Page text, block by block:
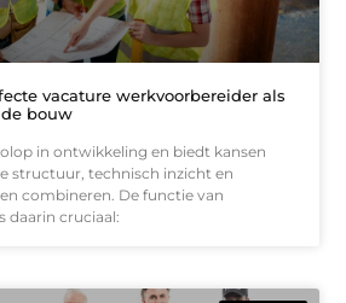
vacature werkvoorbereider als
bouw
in ontwikkeling en biedt kansen
structuur, technisch inzicht en
combineren. De functie van
daarin cruciaal: